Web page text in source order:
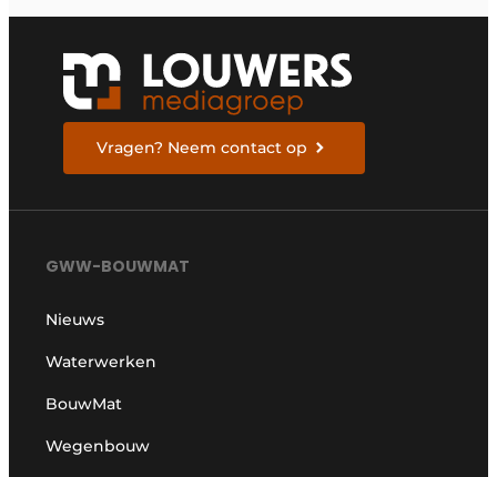
Vragen? Neem contact op
GWW-BOUWMAT
Nieuws
Waterwerken
BouwMat
Wegenbouw